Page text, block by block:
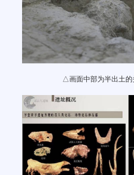
△画面中部为半出土的